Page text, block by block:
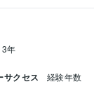
年
サクセス
経験年数